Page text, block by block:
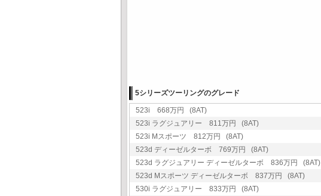
5シリーズツーリングのグレード
523i 668万円 (8AT)
523i ラグジュアリー 811万円 (8AT)
523i Mスポーツ 812万円 (8AT)
523d ディーゼルターボ 769万円 (8AT)
523d ラグジュアリー ディーゼルターボ 836万円 (8AT)
523d Mスポーツ ディーゼルターボ 837万円 (8AT)
530i ラグジュアリー 833万円 (8AT)